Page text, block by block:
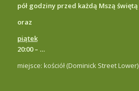
pół godziny przed każdą Mszą świętą
oraz
piątek
20:00 – …
miejsce: kościół (Dominick Street Lower)